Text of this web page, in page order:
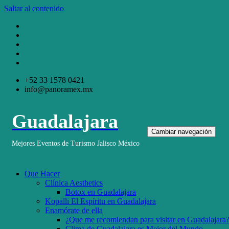
Saltar al contenido
+52 33 1578 0421
info@panoramex.mx
Guadalajara
Mejores Eventos de Turismo Jalisco México
Cambiar navegación
Que Hacer
Clínica Aesthetics
Botox en Guadalajara
Kopalli El Espíritu en Guadalajara
Enamórate de ella
¿Que me recomiendan para visitar en Guadalajara?